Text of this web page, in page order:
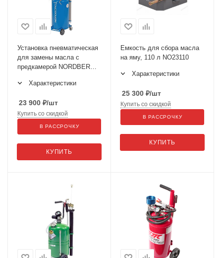
Установка пневматическая
для замены масла с
предкамерой NORDBERG
Характеристики
23 900 ₽/шт
КУПИТЬ
Купить со скидкой
В РАССРОЧКУ
Емкость для сбора масла
на яму, 110 л NO23110
Характеристики
25 300 ₽/шт
КУПИТЬ
Купить со скидкой
В РАССРОЧКУ